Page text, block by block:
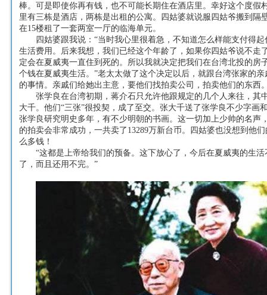
棒。可是即使你再有钱，也不可能长期住在酒店里。幸好这个度假
里有三栋是酒店，两栋是出租的公寓。四姑婆就说服四姑爷搬到隔
在15楼租了一套两室一厅的临海单元。
四姑婆跟我说：“当时我心里很着急，不知道怎么样能支付得起
生活费用。后来我想，我们已经这个年龄了，如果你四姑爷说不走
定会在夏威夷一直住到死的。所以我就决定把我们在台湾北投的房
个钱在夏威夷生活。”老太太做了这个决定以后，就跟台湾张家的
的事情。亲戚们给她出主意，要他们找拍卖公司，拍卖他们的东西
张学良在台湾初期，蒋介石只允许他跟规定的几个人来往，其
大千。他们“三张”很投契，成了至交。张大千送了张学良不少字画
张学良研究明史多年，有不少明朝的书画。这一切加上少帅的名声
的拍卖会非常成功，一共卖了13289万新台币。四姑婆也没想到他
么多钱！
“这都是上帝给我们的预备。这下放心了，今后在夏威夷的生
了，而且还用不完。”